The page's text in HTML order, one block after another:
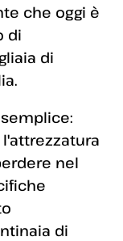
che oggi è
di
di
nel
di